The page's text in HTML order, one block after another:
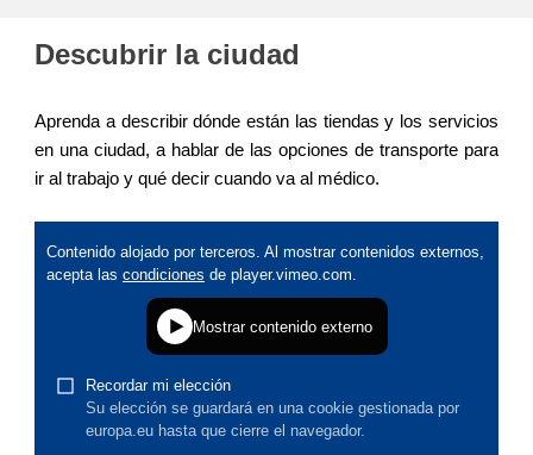
fragilidad, situaciones de crisis y
resiliencia
lenguas y cultura
fundamentales, y democracia
Descubrir la ciudad
Aprenda a describir dónde están las tiendas y los servicios
en una ciudad, a hablar de las opciones de transporte para
ir al trabajo y qué decir cuando va al médico.